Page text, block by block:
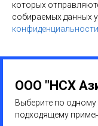
которых
собираемых данных
конфиденциальности
ООО "НСХ
Выберите по одному
подходящему